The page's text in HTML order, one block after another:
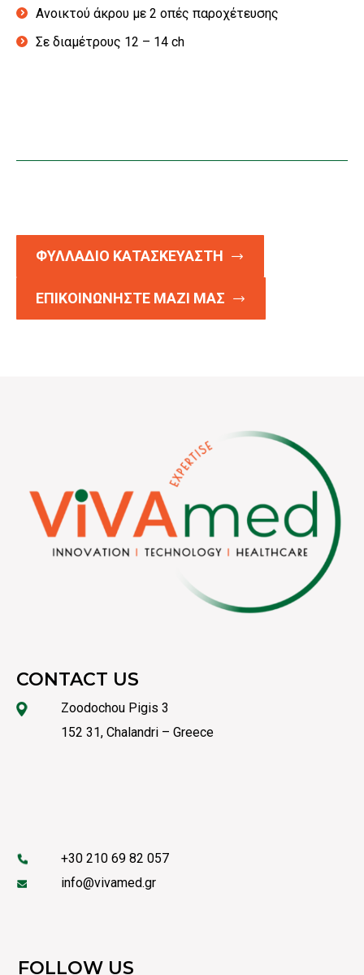
Ανοικτού άκρου με 2 οπές παροχέτευσης
Σε διαμέτρους 12 – 14 ch
ΦΥΛΛΑΔΙΟ ΚΑΤΑΣΚΕΥΑΣΤΗ
ΕΠΙΚΟΙΝΩΝΗΣΤΕ ΜΑΖΙ ΜΑΣ
CONTACT US
Zoodochou Pigis 3
152 31, Chalandri – Greece
+30 210 69 82 057
info@vivamed.gr
FOLLOW US